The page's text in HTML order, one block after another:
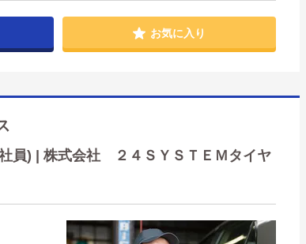
お気に入り
員) | 株式会社 ２４ＳＹＳＴＥＭタイヤ